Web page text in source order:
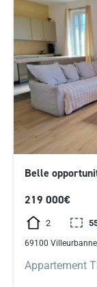
Belle
219 000€
2
69100
Appartement